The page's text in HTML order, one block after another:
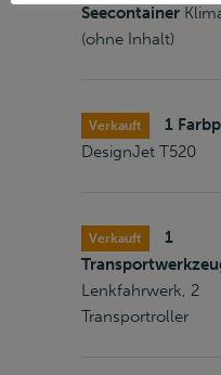
Seecontainer
(ohne Inhalt)
Verkauft 1
DesignJet T520
Verkauft
1
Lenkfahrwerk, 2
Transportroller